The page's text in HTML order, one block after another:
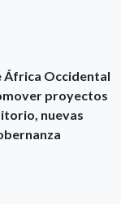
África Occidental
proyectos
nuevas